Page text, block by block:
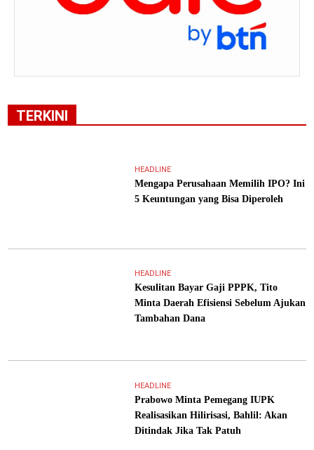
TERKINI
HEADLINE
Mengapa Perusahaan Memilih IPO? Ini
5 Keuntungan yang Bisa Diperoleh
HEADLINE
Kesulitan Bayar Gaji PPPK, Tito
Minta Daerah Efisiensi Sebelum Ajukan
Tambahan Dana
HEADLINE
Prabowo Minta Pemegang IUPK
Realisasikan Hilirisasi, Bahlil: Akan
Ditindak Jika Tak Patuh